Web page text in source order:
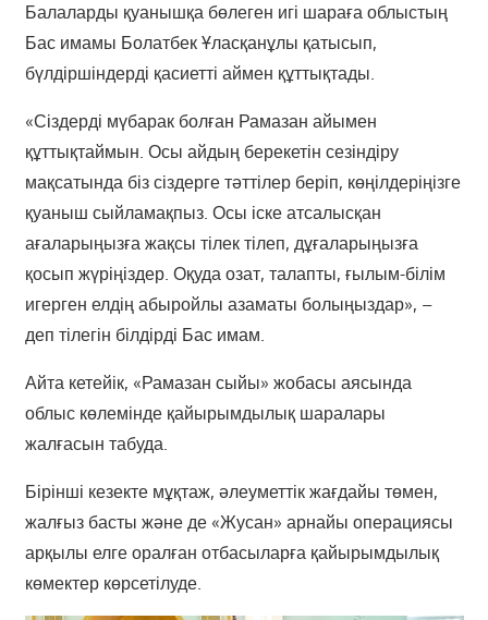
Балаларды қуанышқа бөлеген игі шараға облыстың
Бас имамы Болатбек Ұласқанұлы қатысып,
бүлдіршіндерді қасиетті аймен құттықтады.
«Сіздерді мүбарак болған Рамазан айымен
құттықтаймын. Осы айдың берекетін сезіндіру
мақсатында біз сіздерге тәттілер беріп, көңілдеріңізге
қуаныш сыйламақпыз. Осы іске атсалысқан
ағаларыңызға жақсы тілек тілеп, дұғаларыңызға
қосып жүріңіздер. Оқуда озат, талапты, ғылым-білім
игерген елдің абыройлы азаматы болыңыздар», –
деп тілегін білдірді Бас имам.
Айта кетейік, «Рамазан сыйы» жобасы аясында
облыс көлемінде қайырымдылық шаралары
жалғасын табуда.
Бірінші кезекте мұқтаж, әлеуметтік жағдайы төмен,
жалғыз басты және де «Жусан» арнайы операциясы
арқылы елге оралған отбасыларға қайырымдылық
көмектер көрсетілуде.